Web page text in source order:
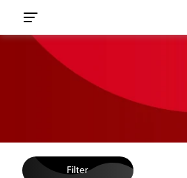
Filter